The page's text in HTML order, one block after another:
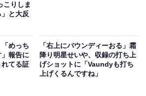
こりしま
と大反
めっち
報告に
れてる証
「右上にバウンディーおる」霜
降り明星せいや、収録の打ち上
げショットに「Vaundyも打ち
上げくるんですね」